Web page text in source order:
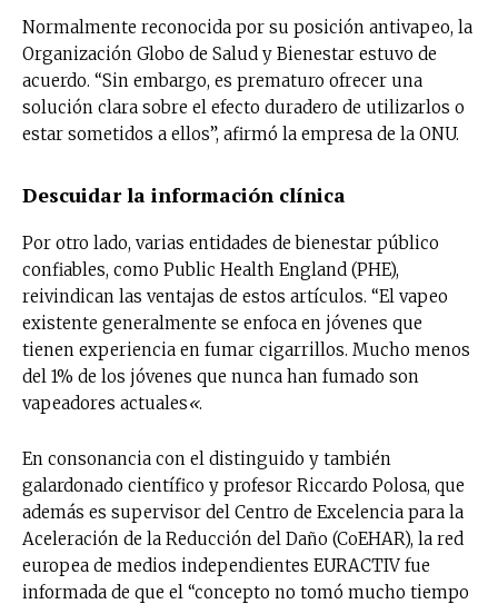
Normalmente reconocida por su posición antivapeo, la
Organización Globo de Salud y Bienestar estuvo de
acuerdo. “Sin embargo, es prematuro ofrecer una
solución clara sobre el efecto duradero de utilizarlos o
estar sometidos a ellos”, afirmó la empresa de la ONU.
Descuidar la información clínica
Por otro lado, varias entidades de bienestar público
confiables, como Public Health England (PHE),
reivindican las ventajas de estos artículos. “El vapeo
existente generalmente se enfoca en jóvenes que
tienen experiencia en fumar cigarrillos. Mucho menos
del 1% de los jóvenes que nunca han fumado son
vapeadores actuales«.
En consonancia con el distinguido y también
galardonado científico y profesor Riccardo Polosa, que
además es supervisor del Centro de Excelencia para la
Aceleración de la Reducción del Daño (CoEHAR), la red
europea de medios independientes EURACTIV fue
informada de que el “concepto no tomó mucho tiempo